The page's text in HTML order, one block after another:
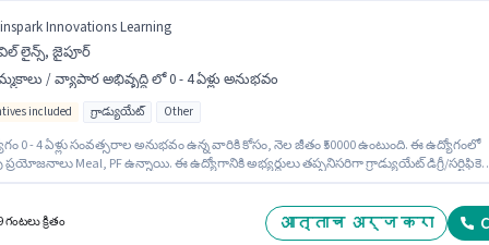
Innovations Learning
లైన్స్, జైపూర్
/ వ్యాపార అభివృద్ధి లో 0 - 4 ఏళ్లు అనుభవం
included గ్రాడ్యుయేట్ Other
0 - 4 ఏళ్లు సంవత్సరాల అనుభవం ఉన్న వారికి కోసం, నెల జీతం ₹50000 ఉంటుంది. ఈ ఉద్యోగంలో
ప్రయోజనాలు Meal, PF ఉన్నాయి. ఈ ఉద్యోగానికి అభ్యర్థులు తప్పనిసరిగా గ్రాడ్యుయేట్ డిగ్రీ/సర్టిఫికెట్
Associate ఉద్యోగానికి క్రియాశీలకంగా నియామకం జరుగుతోంది.
గంటలు క్రితం आत्ताच अर्ज करा